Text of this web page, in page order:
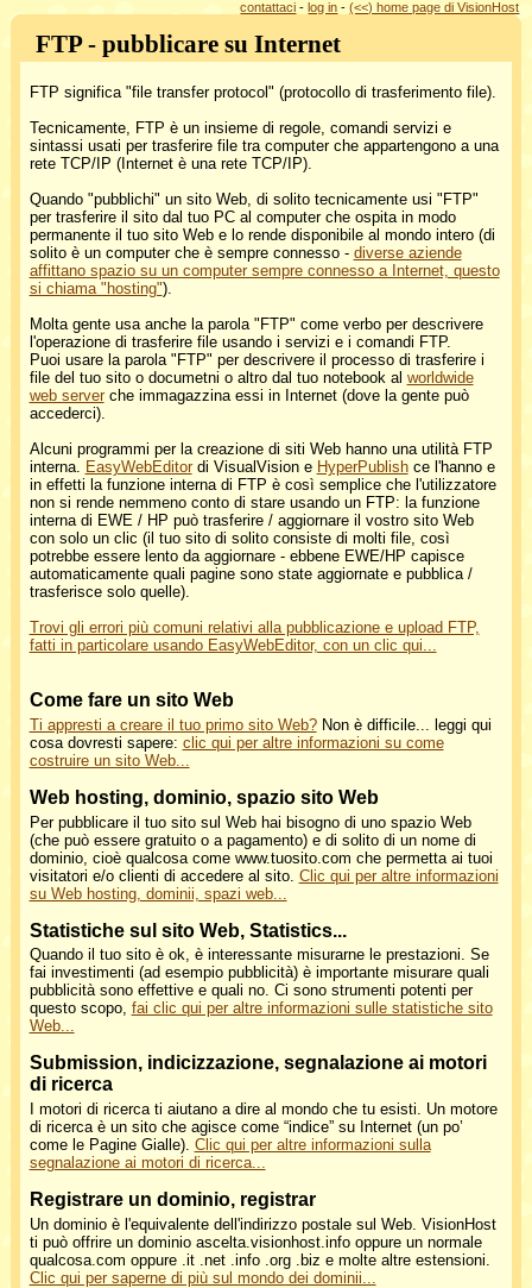
contattaci -log in -(<<) home page di VisionHost
FTP - pubblicare su Internet
FTP significa "file transfer protocol" (protocollo di trasferimento file).
Tecnicamente, FTP è un insieme di regole, comandi servizi e
sintassi usati per trasferire file tra computer che appartengono a una
rete TCP/IP (Internet è una rete TCP/IP).
Quando "pubblichi" un sito Web, di solito tecnicamente usi "FTP"
per trasferire il sito dal tuo PC al computer che ospita in modo
permanente il tuo sito Web e lo rende disponibile al mondo intero (di
solito è un computer che è sempre connesso - diverse aziende
affittano spazio su un computer sempre connesso a Internet, questo
si chiama "hosting").
Molta gente usa anche la parola "FTP" come verbo per descrivere
l'operazione di trasferire file usando i servizi e i comandi FTP.
Puoi usare la parola "FTP" per descrivere il processo di trasferire i
file del tuo sito o documetni o altro dal tuo notebook al worldwide
web serverche immagazzina essi in Internet (dove la gente può
accederci).
Alcuni programmi per la creazione di siti Web hanno una utilità FTP
interna. EasyWebEditordi VisualVision e HyperPublishce l'hanno e
in effetti la funzione interna di FTP è così semplice che l'utilizzatore
non si rende nemmeno conto di stare usando un FTP: la funzione
interna di EWE / HP può trasferire / aggiornare il vostro sito Web
con solo un clic (il tuo sito di solito consiste di molti file, così
potrebbe essere lento da aggiornare - ebbene EWE/HP capisce
automaticamente quali pagine sono state aggiornate e pubblica /
trasferisce solo quelle).
Trovi gli errori più comuni relativi alla pubblicazione e upload FTP,
fatti in particolare usando EasyWebEditor, con un clic qui...
Come fare un sito Web
Ti appresti a creare il tuo primo sito Web?Non è difficile... leggi qui
cosa dovresti sapere: clic qui per altre informazioni su come
costruire un sito Web...
Web hosting, dominio, spazio sito Web
Per pubblicare il tuo sito sul Web hai bisogno di uno spazio Web
(che può essere gratuito o a pagamento) e di solito di un nome di
dominio, cioè qualcosa come www.tuosito.com che permetta ai tuoi
visitatori e/o clienti di accedere al sito. Clic qui per altre informazioni
su Web hosting, dominii, spazi web...
Statistiche sul sito Web, Statistics...
Quando il tuo sito è ok, è interessante misurarne le prestazioni. Se
fai investimenti (ad esempio pubblicità) è importante misurare quali
pubblicità sono effettive e quali no. Ci sono strumenti potenti per
questo scopo, fai clic qui per altre informazioni sulle statistiche sito
Web...
Submission, indicizzazione, segnalazione ai motori
di ricerca
I motori di ricerca ti aiutano a dire al mondo che tu esisti. Un motore
di ricerca è un sito che agisce come “indice” su Internet (un po’
come le Pagine Gialle). Clic qui per altre informazioni sulla
segnalazione ai motori di ricerca...
Registrare un dominio, registrar
Un dominio è l'equivalente dell'indirizzo postale sul Web. VisionHost
ti può offrire un dominio ascelta.visionhost.info oppure un normale
qualcosa.com oppure .it .net .info .org .biz e molte altre estensioni.
Clic qui per saperne di più sul mondo dei dominii...